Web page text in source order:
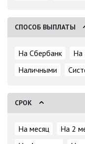
СПОСОБ ВЫПЛАТЫ
На Сбербанк На
Наличными
СРОК
На месяц На 2